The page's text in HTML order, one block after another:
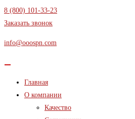
Перейти
к
8 (800) 101-33-23
Заказать звонок
info@ooospn.com
Главная
О компании
Качество